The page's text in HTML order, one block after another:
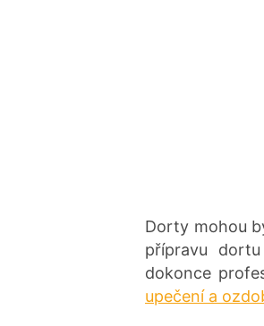
Dorty mohou
přípravu
dokonce
upečení a